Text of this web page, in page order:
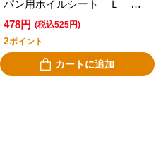
パン用ホイルシート Ｌ 幅
３０ｃｍ×長さ７ｍ
478円 (税込525円)
2ポイント
カートに追加